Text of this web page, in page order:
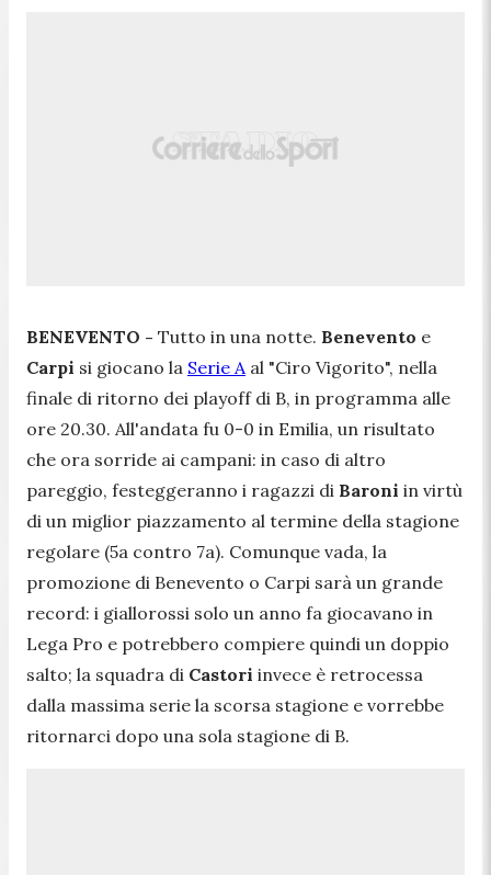
BENEVENTO - Tutto in una notte. Benevento e
Carpi si giocano la Serie A al "Ciro Vigorito", nella
finale di ritorno dei playoff di B, in programma alle
ore 20.30. All'andata fu 0-0 in Emilia, un risultato
che ora sorride ai campani: in caso di altro
pareggio, festeggeranno i ragazzi di Baroni in virtù
di un miglior piazzamento al termine della stagione
regolare (5a contro 7a). Comunque vada, la
promozione di Benevento o Carpi sarà un grande
record: i giallorossi solo un anno fa giocavano in
Lega Pro e potrebbero compiere quindi un doppio
salto; la squadra di Castori invece è retrocessa
dalla massima serie la scorsa stagione e vorrebbe
ritornarci dopo una sola stagione di B.